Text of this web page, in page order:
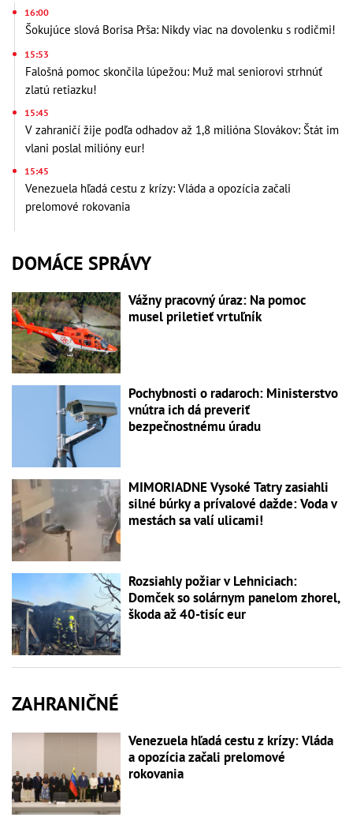
16:00
Šokujúce slová Borisa Prša: Nikdy viac na dovolenku s rodičmi!
15:53
Falošná pomoc skončila lúpežou: Muž mal seniorovi strhnúť
zlatú retiazku!
15:45
V zahraničí žije podľa odhadov až 1,8 milióna Slovákov: Štát im
vlani poslal milióny eur!
15:45
Venezuela hľadá cestu z krízy: Vláda a opozícia začali
prelomové rokovania
DOMÁCE SPRÁVY
Vážny pracovný úraz: Na pomoc
musel priletieť vrtuľník
Pochybnosti o radaroch: Ministerstvo
vnútra ich dá preveriť
bezpečnostnému úradu
MIMORIADNE Vysoké Tatry zasiahli
silné búrky a prívalové dažde: Voda v
mestách sa valí ulicami!
Rozsiahly požiar v Lehniciach:
Domček so solárnym panelom zhorel,
škoda až 40-tisíc eur
ZAHRANIČNÉ
Venezuela hľadá cestu z krízy: Vláda
a opozícia začali prelomové
rokovania